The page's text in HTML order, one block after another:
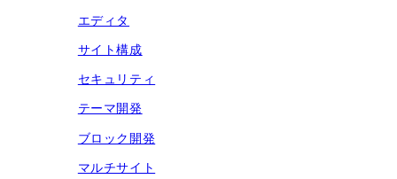
エディタ
サイト構成
セキュリティ
テーマ開発
ブロック開発
マルチサイト